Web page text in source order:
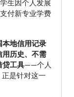
生因个人发展
付新专业学费
本地信用记录
用历史、不需
贷工具——个人
是针对这一